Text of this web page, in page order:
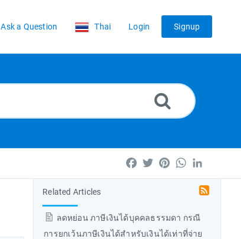
Ask a Question Thai Login Signup
Facebook
TwitterPinterestWhatsApp
Related Articles
ลดหย่อน ภาษีเงินได้บุคคลธรรมดา กรณี
การยกเว้นภาษีเงินได้สำหรับเงินได้เท่าที่จ่าย